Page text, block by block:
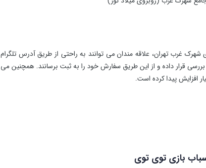
غرب تهران، علاقه مندان می توانند به راحتی از طریق آدرس تلگرام
قرار داده و از این طریق سفارش خود را به ثبت برسانند. همچنین می
افزایش پیدا کرده است.
بازی توی توی